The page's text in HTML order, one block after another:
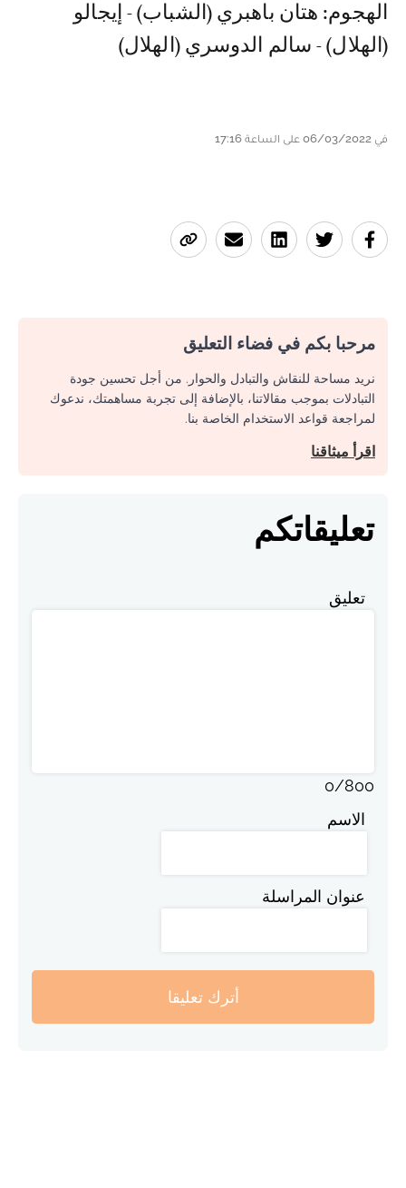
الهجوم: هتان باهبري (الشباب) - إيجالو
(الهلال) - سالم الدوسري (الهلال)
في 06/03/2022 على الساعة 17:16
مرحبا بكم في فضاء التعليق
نريد مساحة للنقاش والتبادل والحوار. من أجل تحسين جودة
التبادلات بموجب مقالاتنا، بالإضافة إلى تجربة مساهمتك، ندعوك
لمراجعة قواعد الاستخدام الخاصة بنا.
اقرأ ميثاقنا
تعليقاتكم
تعليق
0/800
الاسم
عنوان المراسلة
أترك تعليقا